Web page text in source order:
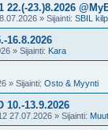
22.(-23.)8.2026
» Sijainti: SBIL
16.8.2026
» Sijainti: Kara
» Sijainti: Osto & Myynti
10.-13.9.2026
27.07.2026 » Sijainti: